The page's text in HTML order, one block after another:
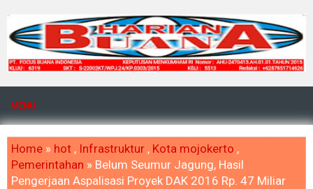
MENU
Home » hot , Infrastruktur , Kota mojokerto ,
Pemerintahan » Belum Seumur Jagung, Hasil
Pengerjaan Aspalisasi Proyek DAK 2016 Rp. 47 Miliar